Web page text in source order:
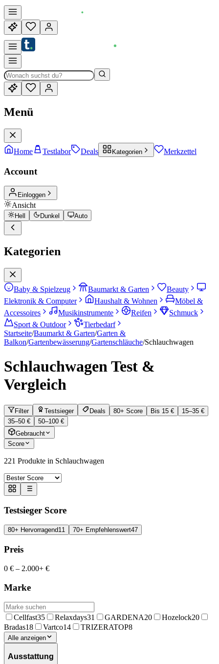
Menü
Home Testlabor Deals Kategorien Merkzettel
Account
Einloggen
Ansicht
Hell Dunkel Auto
Kategorien
Baby & Spielzeug Baumarkt & Garten
Beauty
Elektronik & Computer
Haushalt & Wohnen
Möbel &
Accessoires
Musikinstrumente Reifen
Schmuck
Sport & Outdoor
Tierbedarf
Startseite/Baumarkt & Garten/Garten &
Balkon/Gartenbewässerung/Gartenschläuche/Schlauchwagen
Schlauchwagen Test &
Vergleich
Filter Testsieger Deals 80+ Score Bis 15 €
15–35 €
35–50 €
50–100 €
Gebraucht
Score
221 Produkte in Schlauchwagen
Testsieger Score
80+ Hervorragend11 70+ Empfehlenswert47
Preis
0 € – 2.000+ €
Marke
Cellfast35 Relaxdays31 GARDENA20 Hozelock20
Bradas18 Vartco14 TRIZERATOP8
Alle anzeigen
Ausstattung